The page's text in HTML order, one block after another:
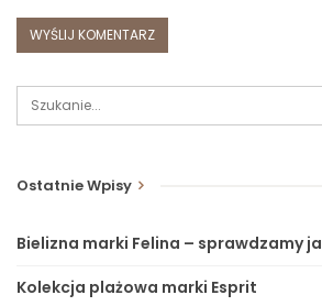
Ostatnie Wpisy
Bielizna marki Felina – sprawdzamy
Kolekcja plażowa marki Esprit